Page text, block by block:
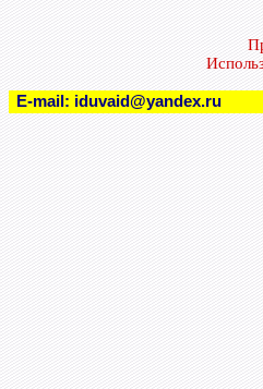
E-mail: iduvaid@yandex.ru